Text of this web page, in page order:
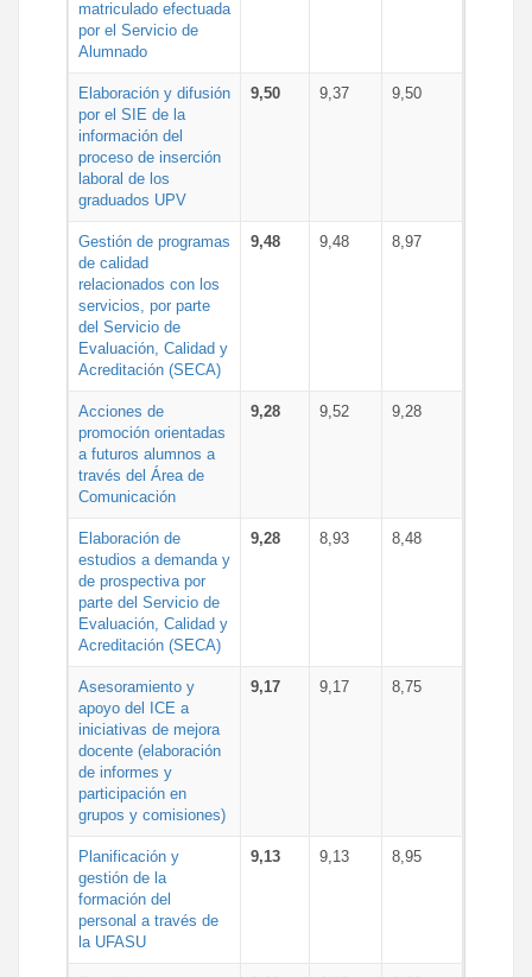
matriculado efectuada
por el Servicio de
Alumnado
Elaboración y difusión
por el SIE de la
información del
proceso de inserción
laboral de los
graduados UPV
9,50 9,37 9,50
Gestión de programas
de calidad
relacionados con los
servicios, por parte
del Servicio de
Evaluación, Calidad y
Acreditación (SECA)
9,48 9,48 8,97
Acciones de
promoción orientadas
a futuros alumnos a
través del Área de
Comunicación
9,28 9,52 9,28
Elaboración de
estudios a demanda y
de prospectiva por
parte del Servicio de
Evaluación, Calidad y
Acreditación (SECA)
9,28 8,93 8,48
Asesoramiento y
apoyo del ICE a
iniciativas de mejora
docente (elaboración
de informes y
participación en
grupos y comisiones)
9,17 9,17 8,75
Planificación y
gestión de la
formación del
personal a través de
la UFASU
9,13 9,13 8,95